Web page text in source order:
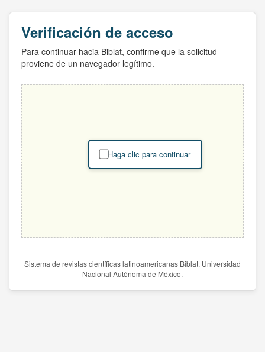
Verificación de acceso
Para continuar hacia Biblat, confirme que la solicitud
proviene de un navegador legítimo.
Haga clic para continuar
Sistema de revistas científicas latinoamericanas Biblat. Universidad
Nacional Autónoma de México.